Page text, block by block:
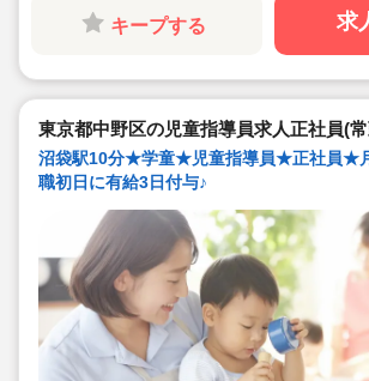
◇祝い金や表彰、休暇制度など、福
人です。
◇ライフワークバランスを考慮し、
◇しっかり研修があるので、ブラン
の方も安心です。
キープする 求
東京都中野区の児童指導員求人正社員(
沼袋駅10分★学童★児童指導員★正社員★
職初日に有給3日付与♪